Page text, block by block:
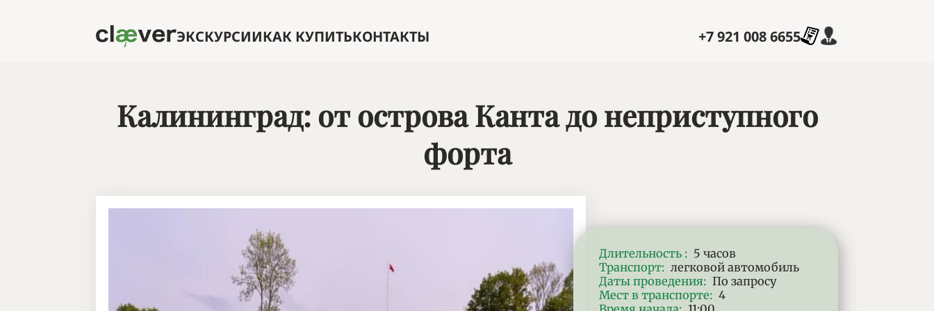
ЭКСКУРСИИКАК КУПИТЬКОНТАКТЫ +7 921 008 6655
Калининград: от острова Канта до неприступного
форта
Характеристики
Длительность : 5 часов
Транспорт: легковой автомобиль
Даты проведения: По запросу
Мест в транспорте: 4